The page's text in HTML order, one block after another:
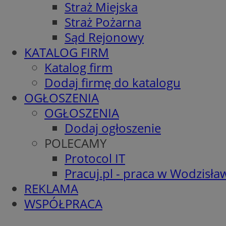
Straż Miejska
Straż Pożarna
Sąd Rejonowy
KATALOG FIRM
Katalog firm
Dodaj firmę do katalogu
OGŁOSZENIA
OGŁOSZENIA
Dodaj ogłoszenie
POLECAMY
Protocol IT
Pracuj.pl - praca w
REKLAMA
WSPÓŁPRACA